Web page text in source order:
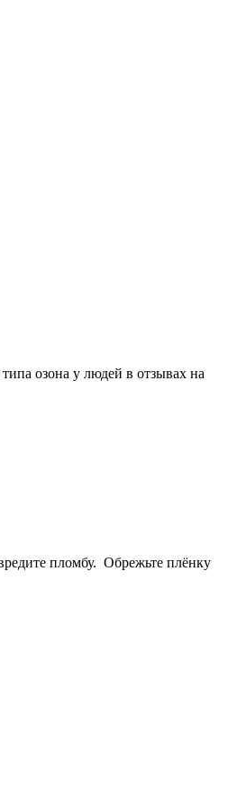
озона у людей в отзывах на
пломбу. Обрежьте плёнку